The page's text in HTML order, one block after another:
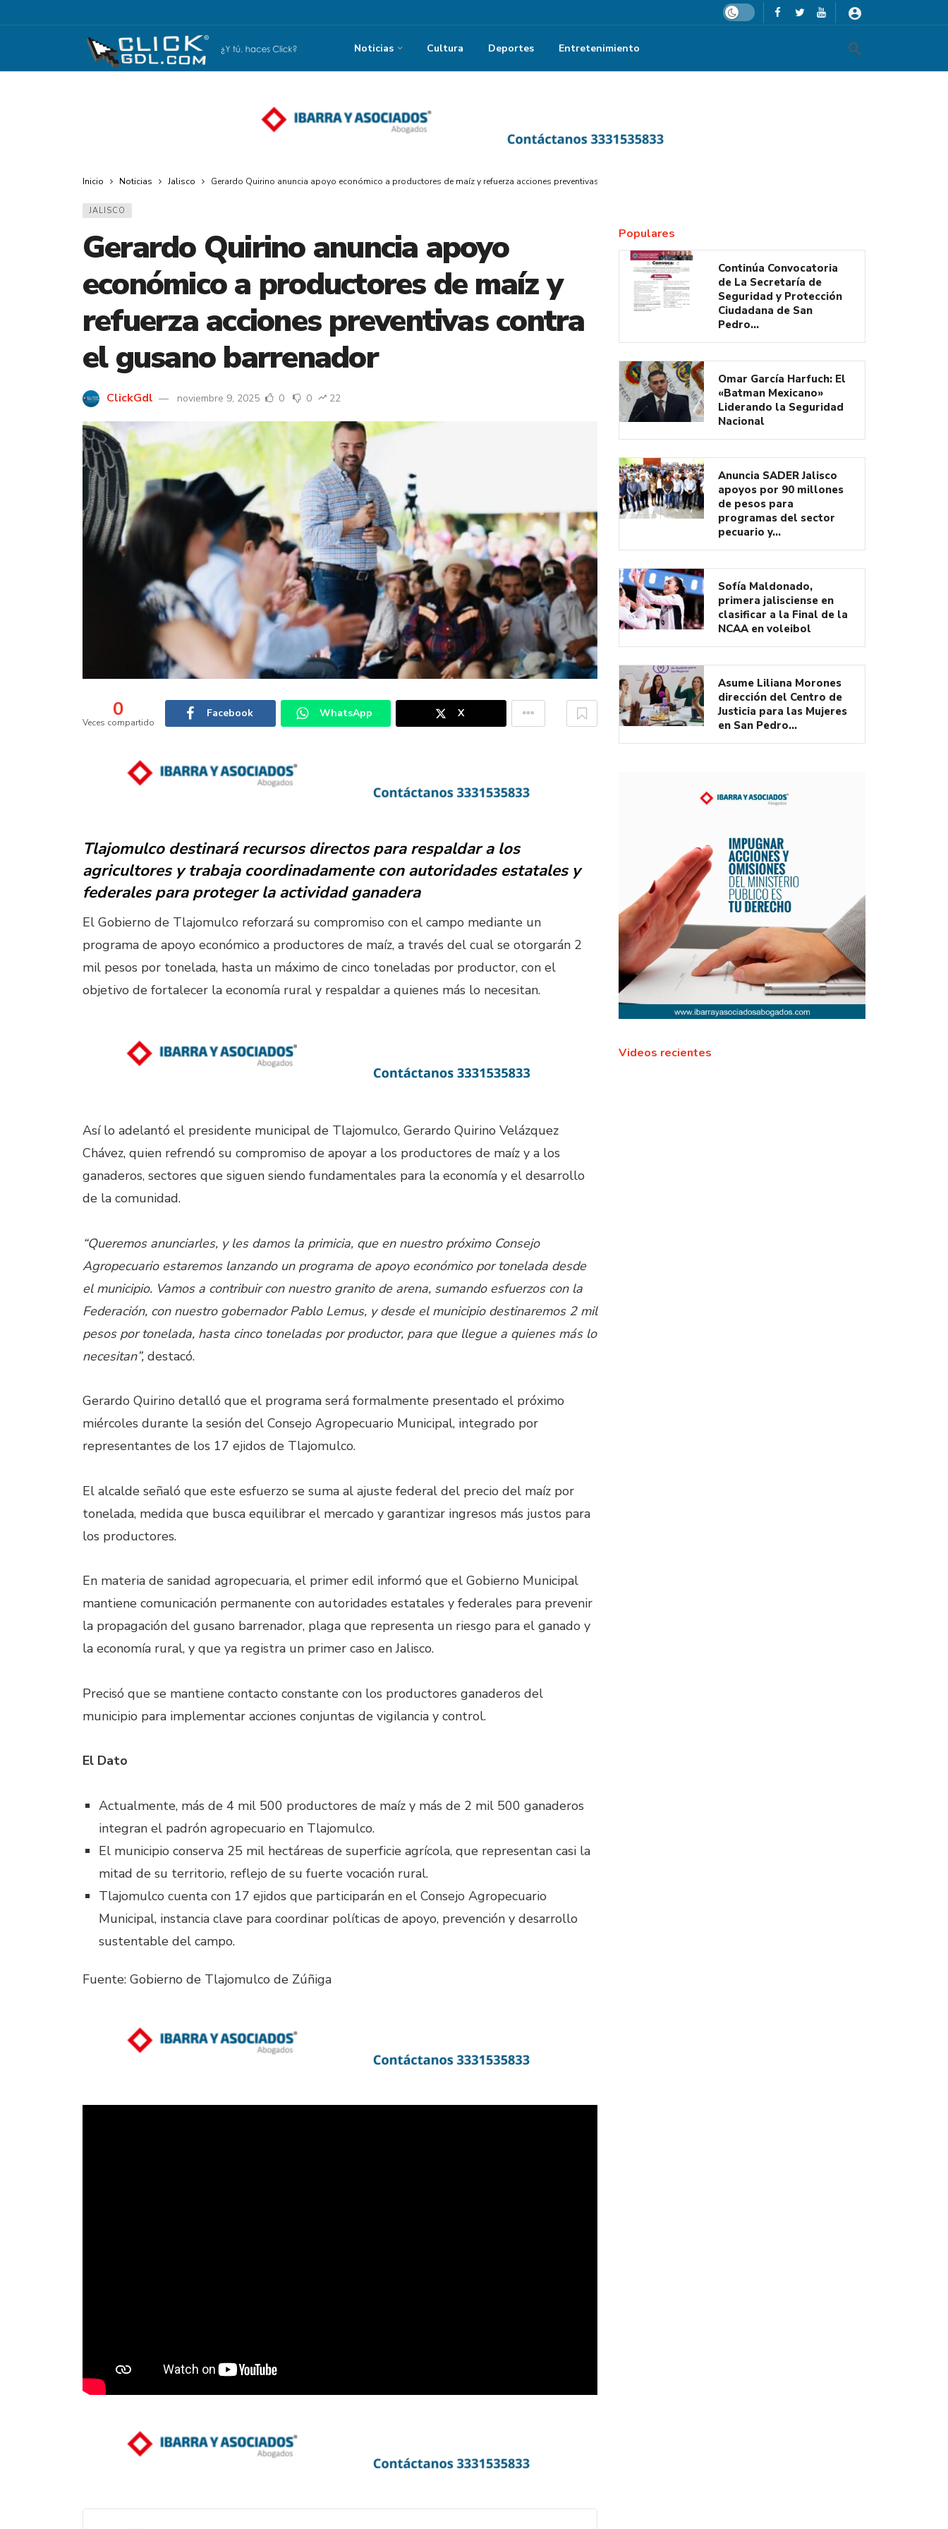
Dark mode
Noticias Cultura Deportes Entretenimiento
Inicio Noticias Jalisco Gerardo Quirino anuncia apoyo económico a productores de maíz y refuerza acciones preventivas contra el gusano barrenador
JALISCO
Gerardo Quirino anuncia apoyo
económico a productores de maíz y
refuerza acciones preventivas contra
el gusano barrenador
ClickGdl noviembre 9, 2025 0 0 22
0
Veces compartido
Facebook WhatsApp X
Tlajomulco destinará recursos directos para respaldar a los
agricultores y trabaja coordinadamente con autoridades estatales y
federales para proteger la actividad ganadera
El Gobierno de Tlajomulco reforzará su compromiso con el campo mediante un
programa de apoyo económico a productores de maíz, a través del cual se otorgarán 2
mil pesos por tonelada, hasta un máximo de cinco toneladas por productor, con el
objetivo de fortalecer la economía rural y respaldar a quienes más lo necesitan.
Así lo adelantó el presidente municipal de Tlajomulco, Gerardo Quirino Velázquez
Chávez, quien refrendó su compromiso de apoyar a los productores de maíz y a los
ganaderos, sectores que siguen siendo fundamentales para la economía y el desarrollo
de la comunidad.
“Queremos anunciarles, y les damos la primicia, que en nuestro próximo Consejo
Agropecuario estaremos lanzando un programa de apoyo económico por tonelada desde
el municipio. Vamos a contribuir con nuestro granito de arena, sumando esfuerzos con la
Federación, con nuestro gobernador Pablo Lemus, y desde el municipio destinaremos 2 mil
pesos por tonelada, hasta cinco toneladas por productor, para que llegue a quienes más lo
necesitan”,destacó.
Gerardo Quirino detalló que el programa será formalmente presentado el próximo
miércoles durante la sesión del Consejo Agropecuario Municipal, integrado por
representantes de los 17 ejidos de Tlajomulco.
El alcalde señaló que este esfuerzo se suma al ajuste federal del precio del maíz por
tonelada, medida que busca equilibrar el mercado y garantizar ingresos más justos para
los productores.
En materia de sanidad agropecuaria, el primer edil informó que el Gobierno Municipal
mantiene comunicación permanente con autoridades estatales y federales para prevenir
la propagación del gusano barrenador, plaga que representa un riesgo para el ganado y
la economía rural, y que ya registra un primer caso en Jalisco.
Precisó que se mantiene contacto constante con los productores ganaderos del
municipio para implementar acciones conjuntas de vigilancia y control.
El Dato
Actualmente, más de 4 mil 500 productores de maíz y más de 2 mil 500 ganaderos
integran el padrón agropecuario en Tlajomulco.
El municipio conserva 25 mil hectáreas de superficie agrícola, que representan casi la
mitad de su territorio, reflejo de su fuerte vocación rural.
Tlajomulco cuenta con 17 ejidos que participarán en el Consejo Agropecuario
Municipal, instancia clave para coordinar políticas de apoyo, prevención y desarrollo
sustentable del campo.
Fuente: Gobierno de Tlajomulco de Zúñiga
Populares
Continúa Convocatoria
de La Secretaría de
Seguridad y Protección
Ciudadana de San
Pedro…
Omar García Harfuch: El
«Batman Mexicano»
Liderando la Seguridad
Nacional
Anuncia SADER Jalisco
apoyos por 90 millones
de pesos para
programas del sector
pecuario y…
Sofía Maldonado,
primera jalisciense en
clasificar a la Final de la
NCAA en voleibol
Asume Liliana Morones
dirección del Centro de
Justicia para las Mujeres
en San Pedro…
Videos recientes